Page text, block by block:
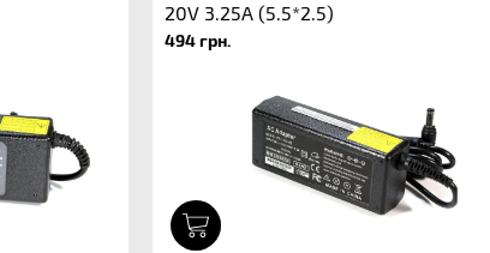
20V 3.25A (5.5*2.5)
494 грн.